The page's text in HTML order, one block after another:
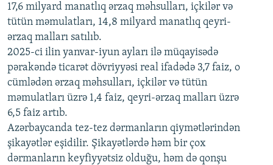
17,6 milyard manatlıq ərzaq məhsulları, içkilər və
tütün məmulatları, 14,8 milyard manatlıq qeyri-
ərzaq malları satılıb.
2025-ci ilin yanvar-iyun ayları ilə müqayisədə
pərakəndə ticarət dövriyyəsi real ifadədə 3,7 faiz, o
cümlədən ərzaq məhsulları, içkilər və tütün
məmulatları üzrə 1,4 faiz, qeyri-ərzaq malları üzrə
6,5 faiz artıb.
Azərbaycanda tez-tez dərmanların qiymətlərindən
şikayətlər eşidilir. Şikayətlərdə həm bir çox
dərmanların keyfiyyətsiz olduğu, həm də qonşu